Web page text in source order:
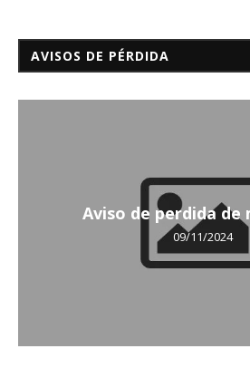
AVISOS DE PÉRDIDA
Aviso de perdida de
09/11/2024